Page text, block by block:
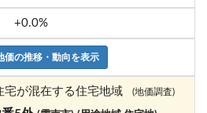
+0.0%
価の推移・動向を表示
宅が混在する住宅地域 (地価調査)